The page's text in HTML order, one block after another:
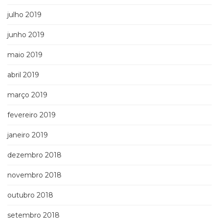
julho 2019
junho 2019
maio 2019
abril 2019
março 2019
fevereiro 2019
janeiro 2019
dezembro 2018
novembro 2018
outubro 2018
setembro 2018